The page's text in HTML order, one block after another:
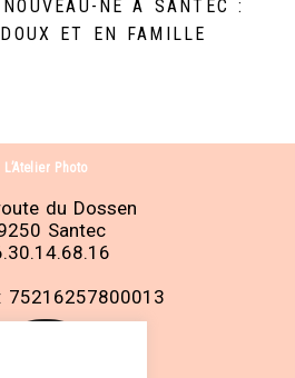
NÉ À SANTEC :
ET EN FAMILLE
L’Atelier Photo
du Dossen
Santec
75216257800013